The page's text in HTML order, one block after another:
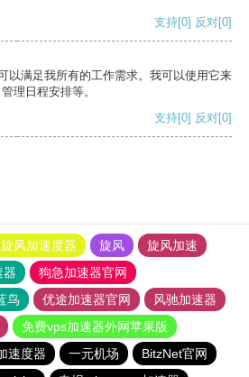
支持[0] 反对[0]
以满足我所有的工作需求。我可以使用它来
理日程安排等。
支持[0] 反对[0]
旋风加速度器 旋风
旋风加速
器
狗急加速器官网
鸟 优途加速器官网
风驰加速器
免费vps加速器外网苹果版
速度器 一元机场
BitzNet官网